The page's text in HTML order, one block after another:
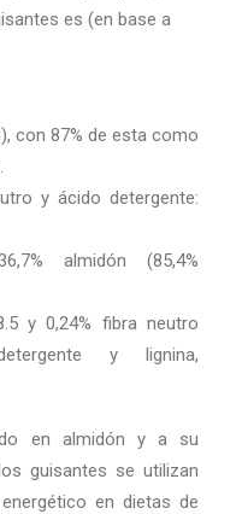
es (en base a
con 87% de esta como
y ácido detergente:
almidón (85,4%
y 0,24% fibra neutro
y lignina,
en almidón y a su
guisantes se utilizan
en dietas de